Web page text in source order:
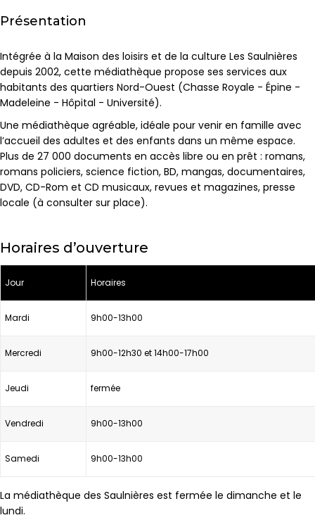
Présentation
Intégrée à la Maison des loisirs et de la culture Les Saulnières
depuis 2002, cette médiathèque propose ses services aux
habitants des quartiers Nord-Ouest (Chasse Royale - Épine -
Madeleine - Hôpital - Université).
Une médiathèque agréable, idéale pour venir en famille avec
l’accueil des adultes et des enfants dans un même espace.
Plus de 27 000 documents en accès libre ou en prêt : romans,
romans policiers, science fiction, BD, mangas, documentaires,
DVD, CD-Rom et CD musicaux, revues et magazines, presse
locale (à consulter sur place).
Horaires d’ouverture
Jour Horaires
Mardi 9h00-13h00
Mercredi 9h00-12h30 et 14h00-17h00
Jeudi fermée
Vendredi 9h00-13h00
Samedi 9h00-13h00
La médiathèque des Saulnières est fermée le dimanche et le
lundi.